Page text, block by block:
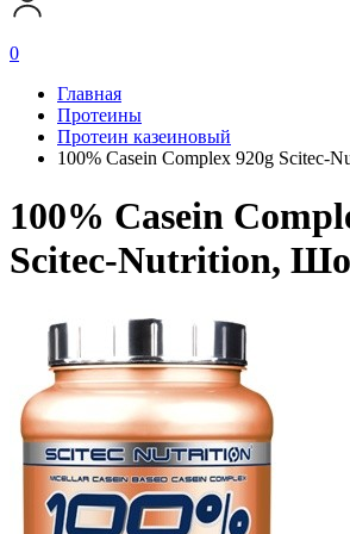
0
Главная
Протеины
Протеин казеиновый
100% Casein Complex 920g Scitec-
100% Casein
Scitec-Nutrition,